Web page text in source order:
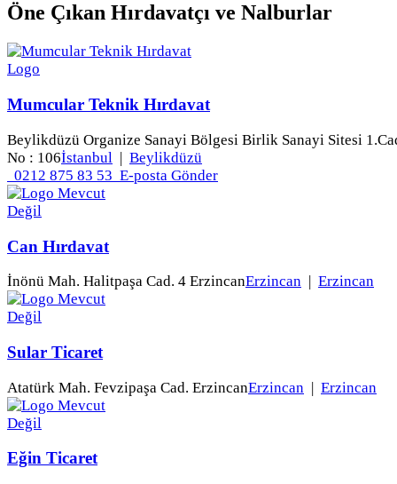
Öne Çıkan Hırdavatçı ve Nalburlar
Mumcular Teknik Hırdavat
Beylikdüzü Organize Sanayi Bölgesi Birlik Sanayi Sitesi
No : 106İstanbul | Beylikdüzü
0212 875 83 53 E-posta Gönder
Can Hırdavat
İnönü Mah. Halitpaşa Cad. 4 ErzincanErzincan Erzincan
Sular Ticaret
Atatürk Mah. Fevzipaşa Cad. ErzincanErzincan | Erzincan
Eğin Ticaret